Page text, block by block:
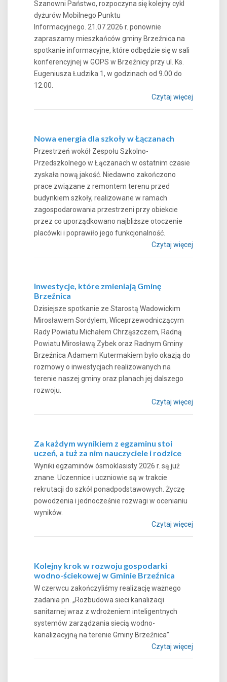
Szanowni Państwo, rozpoczyna się kolejny cykl
dyżurów Mobilnego Punktu
Informacyjnego. 21.07.2026 r. ponownie
zapraszamy mieszkańców gminy Brzeźnica na
spotkanie informacyjne, które odbędzie się w sali
konferencyjnej w GOPS w Brzeźnicy przy ul. Ks.
Eugeniusza Łudzika 1, w godzinach od 9.00 do
12.00.
Czytaj więcej
Nowa energia dla szkoły w Łączanach
Przestrzeń wokół Zespołu Szkolno-
Przedszkolnego w Łączanach w ostatnim czasie
zyskała nową jakość. Niedawno zakończono
prace związane z remontem terenu przed
budynkiem szkoły, realizowane w ramach
zagospodarowania przestrzeni przy obiekcie
przez co uporządkowano najbliższe otoczenie
placówki i poprawiło jego funkcjonalność.
Czytaj więcej
Inwestycje, które zmieniają Gminę
Brzeźnica
Dzisiejsze spotkanie ze Starostą Wadowickim
Mirosławem Sordylem, Wiceprzewodniczącym
Rady Powiatu Michałem Chrząszczem, Radną
Powiatu Mirosławą Zybek oraz Radnym Gminy
Brzeźnica Adamem Kutermakiem było okazją do
rozmowy o inwestycjach realizowanych na
terenie naszej gminy oraz planach jej dalszego
rozwoju.
Czytaj więcej
Za każdym wynikiem z egzaminu stoi
uczeń, a tuż za nim nauczyciele i rodzice
Wyniki egzaminów ósmoklasisty 2026 r. są już
znane. Uczennice i uczniowie są w trakcie
rekrutacji do szkół ponadpodstawowych. Życzę
powodzenia i jednocześnie rozwagi w ocenianiu
wyników.
Czytaj więcej
Kolejny krok w rozwoju gospodarki
wodno-ściekowej w Gminie Brzeźnica
W czerwcu zakończyliśmy realizację ważnego
zadania pn. „Rozbudowa sieci kanalizacji
sanitarnej wraz z wdrożeniem inteligentnych
systemów zarządzania siecią wodno-
kanalizacyjną na terenie Gminy Brzeźnica”.
Czytaj więcej